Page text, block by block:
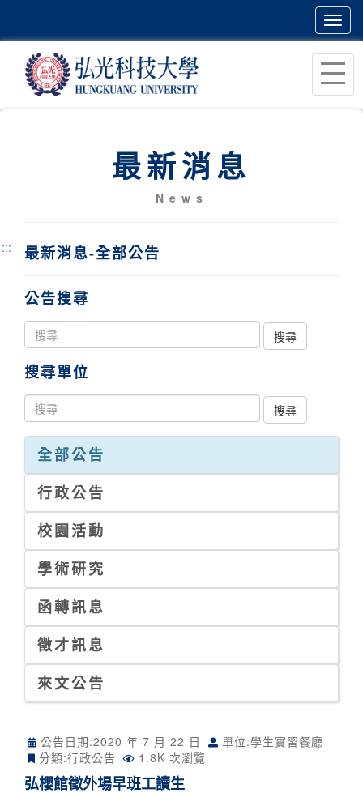
最新消息
News
::: 最新消息-全部公告
公告搜尋
搜尋單位
全部公告
行政公告
校園活動
學術研究
函轉訊息
徵才訊息
來文公告
公告日期:2020 年 7 月 22 日
單位:學生實習餐廳
分類:行政公告 1.8K 次瀏覽
弘櫻館徵外場早班工讀生